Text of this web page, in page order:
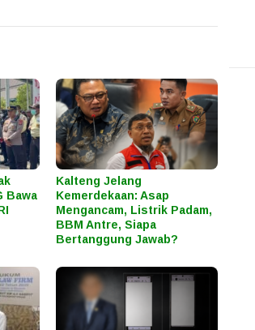
Bawa
Kalteng Jelang
Kemerdekaan: Asap
Mengancam, Listrik Padam,
BBM Antre, Siapa
Bertanggung Jawab?